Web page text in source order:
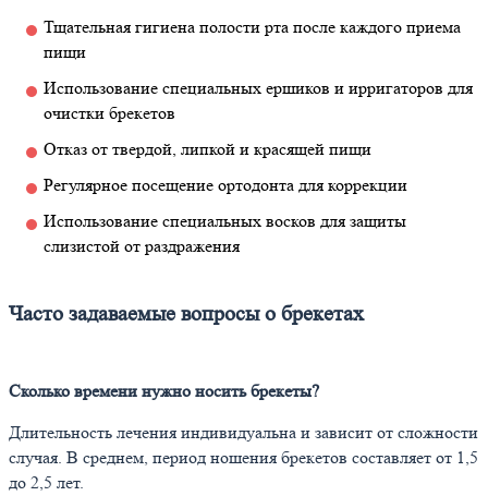
Тщательная гигиена полости рта после каждого приема
пищи
Использование специальных ершиков и ирригаторов для
очистки брекетов
Отказ от твердой, липкой и красящей пищи
Регулярное посещение ортодонта для коррекции
Использование специальных восков для защиты
слизистой от раздражения
Часто задаваемые вопросы о брекетах
Сколько времени нужно носить брекеты?
Длительность лечения индивидуальна и зависит от сложности
случая. В среднем, период ношения брекетов составляет от 1,5
до 2,5 лет.